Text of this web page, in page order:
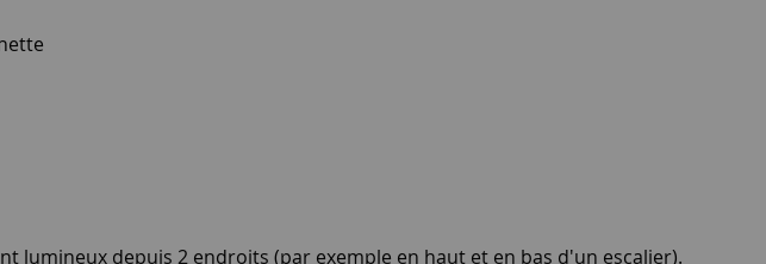
lumineux depuis 2 endroits (par exemple en haut et en bas d'un escalier).